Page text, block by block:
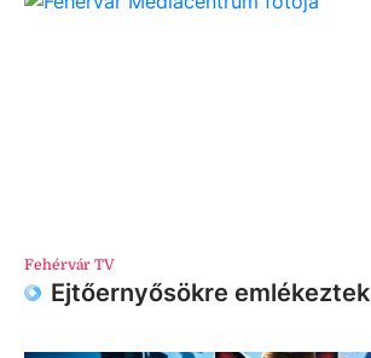
Fehérvár TV
Ejtőernyősökre emlékeztek